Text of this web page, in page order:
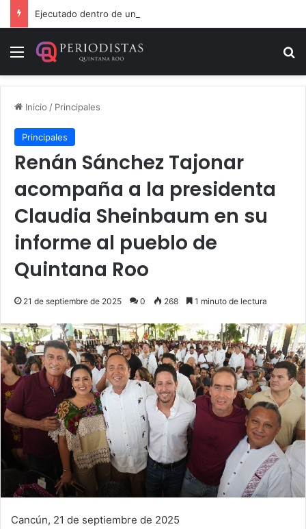
Ejecutado dentro de un local comercial en Cancún
Menú
Inicio / Principales
Principales
Renán Sánchez Tajonar
acompaña a la presidenta
Claudia Sheinbaum en su
informe al pueblo de
Quintana Roo
21 de septiembre de 2025 0 268 1 minuto de lectura
Cancún, 21 de septiembre de 2025